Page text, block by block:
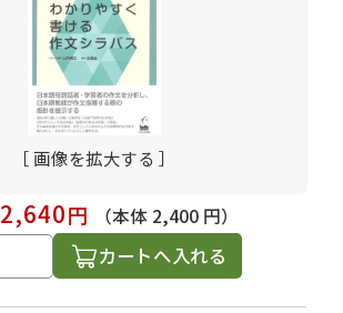
［ 画像を拡大する ］
2,640円
（本体 2,400 円）
カートへ入れる